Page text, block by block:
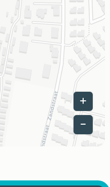
Leaflet